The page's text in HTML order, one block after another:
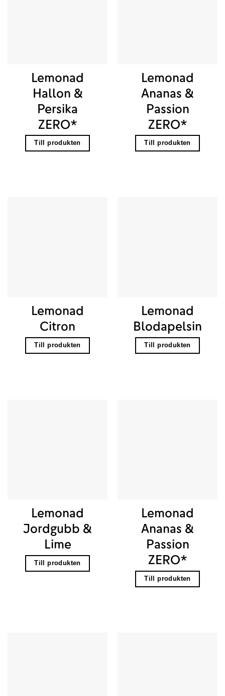
Lemonad
Hallon &
Persika
ZERO*
Till produkten
Lemonad
Ananas &
Passion
ZERO*
Till produkten
Lemonad
Citron
Till produkten
Lemonad
Blodapelsin
Till produkten
Lemonad
Jordgubb &
Lime
Till produkten
Lemonad
Ananas &
Passion
ZERO*
Till produkten